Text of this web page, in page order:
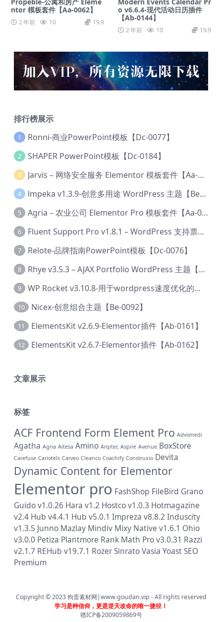
ntor 模板套件【Aa-0062】
2 年前 10 19.9
o v6.6.4-现代活动日历插件
【Ab-0144】
2 年前 10 19.9
排行榜展示
1 Ronni-商业PowerPoint模板【Dc-0077】
2 SHAPER PowerPoint模板【Dc-0184】
3 Jarvis – 网络安全服务 Elementor 模板套件【Aa-0035】
4 lmpeka v1.3.9-创意多用途 WordPress 主题【Be-0064】
5 Agria – 农业公司 Elementor Pro 模板套件【Aa-0003】
6 Fluent Support Pro v1.8.1 – WordPress 支持票务系统【Cc-0041】
7 Relote-品牌指南PowerPoint模板【Dc-0076】
8 Rhye v3.5.3 – AJAX Portfolio WordPress 主题【Bi-0049】
9 WP Rocket v3.10.8-用于wordpress速度优化的缓存加速插件【Cd-0019】
10 Nicex-创意组合主题【Be-0092】
11 ElementsKit v2.6.9-Elementor插件【Ab-0161】
12 ElementsKit v2.6.7-Elementor插件【Ab-0162】
文章展示
标签
ACF Frontend Form Element Pro Advomedi
Agatha Agria Altesa Amino Arqitec Aspire Avenue BoxStore
Carefuse Cariotels Carveo Cleanco Coachify Construxio Devita
Dynamic Content for Elementor
Elementor pro FashShop FileBird Grano
Guido v1.0.26 Hara v1.2 Hostco v1.0.3 Hotmagazine
v2.4 Hub v4.4.1 Hub v5.0.1 Impreza v8.8.2 Induscity
v1.3.5 Junno Mazlay Mindiv Mixy Native v1.6.1 Ohio
v3.0.0 Petiza Plantmore Rank Math Pro v3.0.31 Razzi
v2.1.7 REHub v19.7.1 RozerSinratoVasia Yoast SEO
Premium
Copyright © 2023狗蛋素材网|www.goudan.vip - All rights reserved
学习是种信仰，更是逆天改命的唯一捷径！
赣ICP备2009059869号